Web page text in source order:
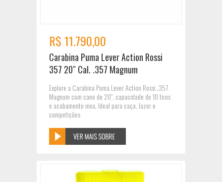
R$ 11.790,00
Carabina Puma Lever Action Rossi
357 20″ Cal. .357 Magnum
Explore a Carabina Puma Lever Action Rossi .357
Magnum com cano de 20″, capacidade de 10 tiros
e acabamento inox. Ideal para caça, lazer e
competições